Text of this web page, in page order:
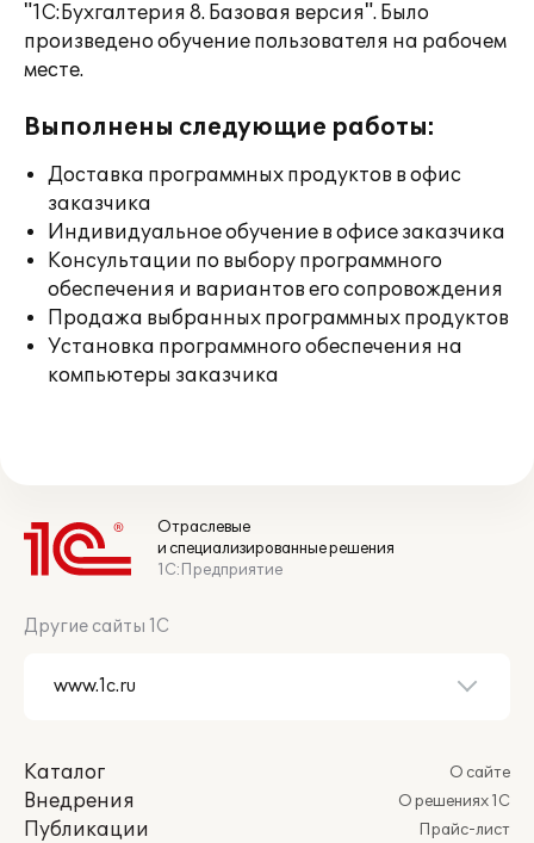
"1С:Бухгалтерия 8. Базовая версия". Было
произведено обучение пользователя на рабочем
месте.
Выполнены следующие работы:
Доставка программных продуктов в офис
заказчика
Индивидуальное обучение в офисе заказчика
Консультации по выбору программного
обеспечения и вариантов его сопровождения
Продажа выбранных программных продуктов
Установка программного обеспечения на
компьютеры заказчика
Отраслевые
и специализированные решения
1С:Предприятие
Другие сайты 1С
Каталог
Внедрения
Публикации
О сайте
О решениях 1С
Прайс-лист